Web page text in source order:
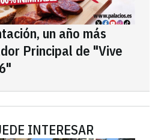
un año más
Principal de "Vive
INTERESAR